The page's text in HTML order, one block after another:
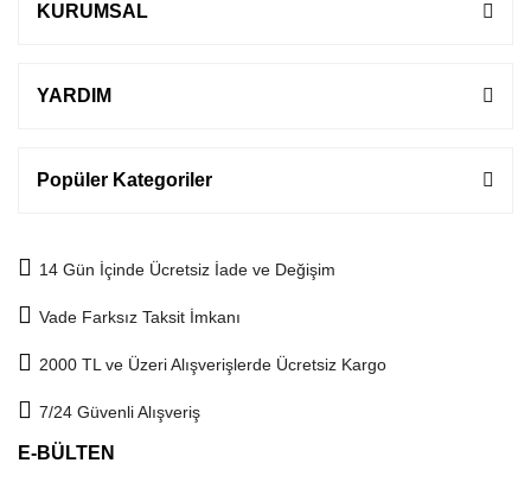
KURUMSAL
YARDIM
Popüler Kategoriler
14 Gün İçinde Ücretsiz İade ve Değişim
Vade Farksız Taksit İmkanı
2000 TL ve Üzeri Alışverişlerde Ücretsiz Kargo
7/24 Güvenli Alışveriş
E-BÜLTEN